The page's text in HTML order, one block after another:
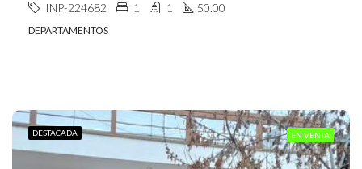
INP-224682 1 1 50.00
DEPARTAMENTOS
DESTACADA EN VENTA